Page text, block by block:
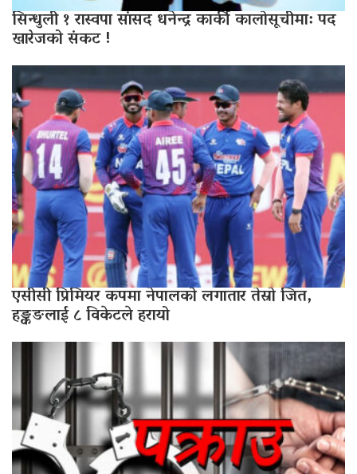
सिन्धुली १ रास्वपा सांसद धनेन्द्र कार्की कालोसूचीमा: पद
खारेजको संकट !
एसीसी प्रिमियर कपमा नेपालको लगातार तेस्रो जित,
हङ्कङलाई ८ विकेटले हरायो